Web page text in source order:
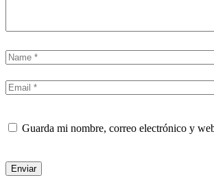
Guarda mi nombre, correo electrónico y
Enviar